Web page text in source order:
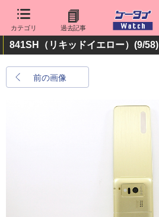
カテゴリ 過去記事
841SH（リキッドイエロー） (9/58)
前の画像